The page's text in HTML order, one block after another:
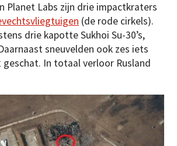
Planet Labs zijn drie impactkraters
(de rode cirkels).
drie kapotte Sukhoi Su-30’s,
sneuvelden ook zes iets
geschat. In totaal verloor Rusland